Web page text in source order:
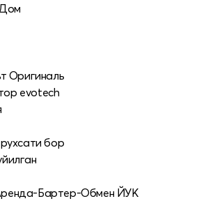
Оригиналь
evotech
бор
Бартер-Обмен ЙУК